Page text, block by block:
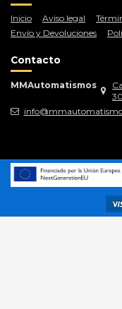
Inicio Aviso legal
Envío y Devoluciones
Contacto
MMAutomatismos